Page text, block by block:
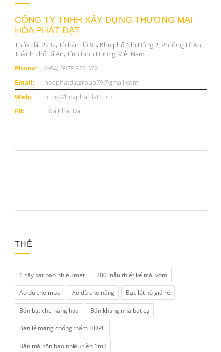
CÔNG TY TNHH XÂY DỰNG THƯƠNG MẠI
HÒA PHÁT ĐẠT
Thửa đất 2232, Tờ bản đố 95, Khu phố Nhị Đồng 2, Phường Dĩ An,
Thành phố Dĩ An, Tỉnh Bình Dương, Việt Nam
Phone:
(+84) 0978.322.622
Email:
hoaphatdatgroup79@gmail.com
Web:
https://hoaphatdat.com
FB:
Hòa Phát Đạt
THẺ
1 cây bạt bao nhiêu mét 200 mẫu thiết kế mái vòm
Áo dù che mưa Áo dù che nắng Bạc lót hồ giá rẻ
Bán bạt che hàng hóa Bán khung nhà bạt cụ
Bán lẻ màng chống thấm HDPE
Bắn mái tôn bao nhiêu tiền 1m2